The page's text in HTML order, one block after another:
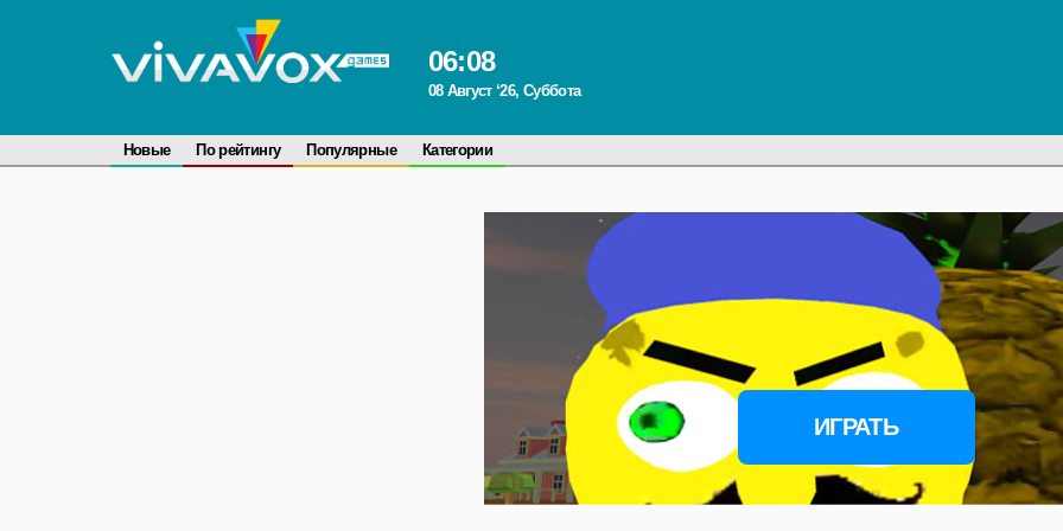
06:08
08 Август ‘26, Суббота
Новые По рейтингу Популярные Категории
ИГРАТЬ